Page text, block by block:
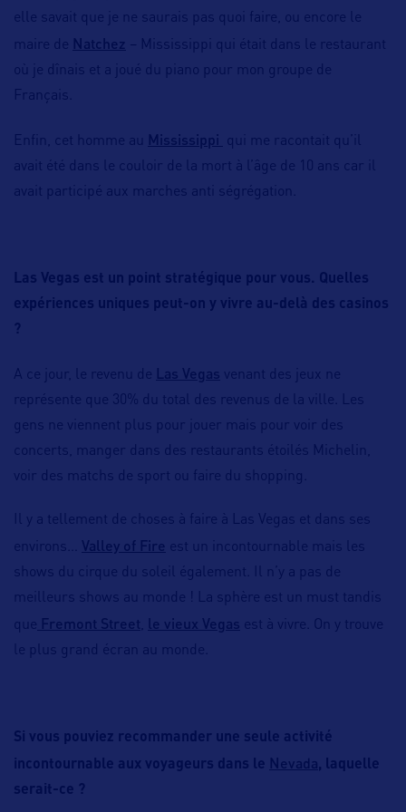
elle savait que je ne saurais pas quoi faire, ou encore le
maire de Natchez – Mississippi qui était dans le restaurant
où je dînais et a joué du piano pour mon groupe de
Français.
Enfin, cet homme au Mississippi
qui me racontait qu’il
avait été dans le couloir de la mort à l’âge de 10 ans car il
avait participé aux marches anti ségrégation.
Las Vegas est un point stratégique pour vous. Quelles
expériences uniques peut-on y vivre au-delà des casinos
?
A ce jour, le revenu de Las Vegas venant des jeux ne
représente que 30% du total des revenus de la ville. Les
gens ne viennent plus pour jouer mais pour voir des
concerts, manger dans des restaurants étoilés Michelin,
voir des matchs de sport ou faire du shopping.
Il y a tellement de choses à faire à Las Vegas et dans ses
environs… Valley of Fire est un incontournable mais les
shows du cirque du soleil également. Il n’y a pas de
meilleurs shows au monde ! La sphère est un must tandis
que Fremont Street le vieux Vegas est à vivre. On y trouve
le plus grand écran au monde.
Si vous pouviez recommander une seule activité
incontournable aux voyageurs dans le Nevada, laquelle
serait-ce ?